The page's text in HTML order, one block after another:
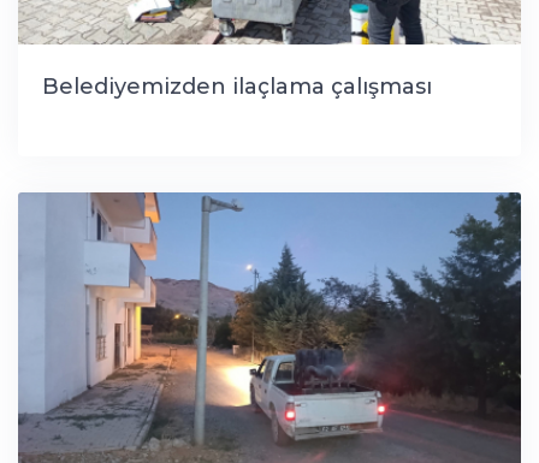
Belediyemizden ilaçlama çalışması